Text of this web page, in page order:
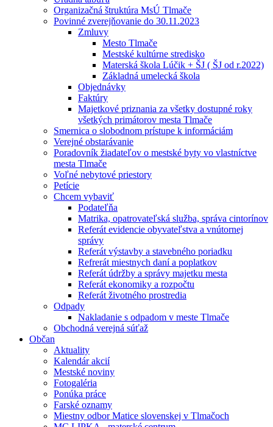
Organizačná štruktúra MsÚ Tlmače
Povinné zverejňovanie do 30.11.2023
Zmluvy
Mesto Tlmače
Mestské kultúrne stredisko
Materská škola Lúčik + ŠJ ( ŠJ od r.2022)
Základná umelecká škola
Objednávky
Faktúry
Majetkové priznania za všetky dostupné roky
všetkých primátorov mesta Tlmače
Smernica o slobodnom prístupe k informáciám
Verejné obstarávanie
Poradovník žiadateľov o mestské byty vo vlastníctve
mesta Tlmače
Voľné nebytové priestory
Petície
Chcem vybaviť
Podateľňa
Matrika, opatrovateľská služba, správa cintorínov
Referát evidencie obyvateľstva a vnútornej
správy
Referát výstavby a stavebného poriadku
Refrerát miestnych daní a poplatkov
Referát údržby a správy majetku mesta
Referát ekonomiky a rozpočtu
Referát životného prostredia
Odpady
Nakladanie s odpadom v meste Tlmače
Obchodná verejná súťaž
Občan
Aktuality
Kalendár akcií
Mestské noviny
Fotogaléria
Ponúka práce
Farské oznamy
Miestny odbor Matice slovenskej v Tlmačoch